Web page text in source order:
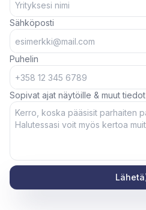
Sähköposti
Puhelin
Sopivat ajat näytöille & muut tiedot
Lähetä